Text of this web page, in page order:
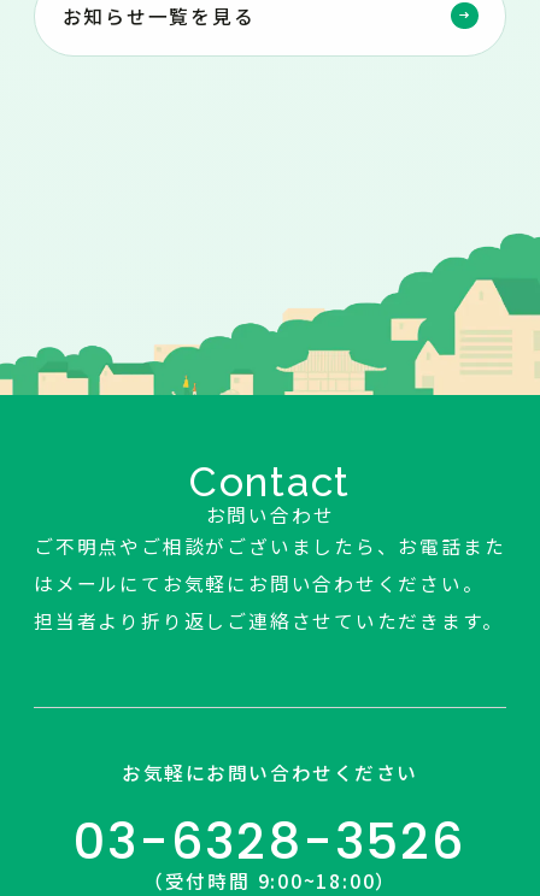
お知らせ一覧を見る
お問い合わせ
Contact
ご不明点やご相談がございましたら、お電話また
はメールにてお気軽にお問い合わせください。
担当者より折り返しご連絡させていただきます。
お気軽にお問い合わせください
03-6328-3526
（受付時間 9:00~18:00）